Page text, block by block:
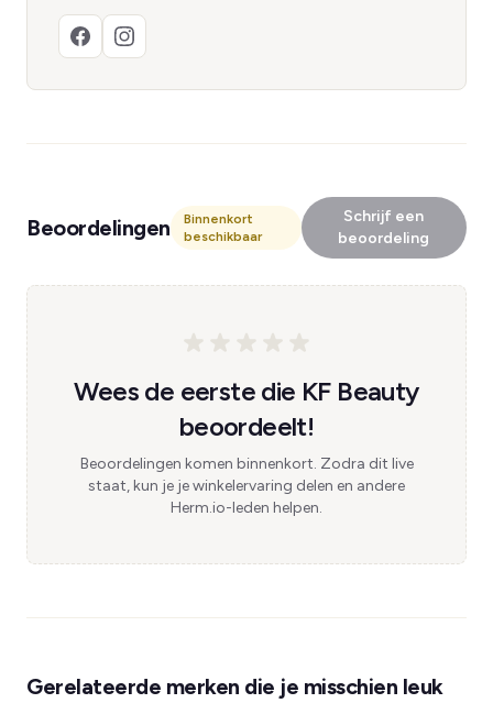
Beoordelingen
Binnenkort
beschikbaar
Schrijf een
beoordeling
Wees de eerste die KF Beauty
beoordeelt!
Beoordelingen komen binnenkort. Zodra dit live
staat, kun je je winkelervaring delen en andere
Herm.io-leden helpen.
Gerelateerde merken die je misschien leuk